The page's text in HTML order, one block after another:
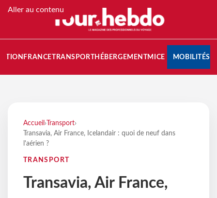
Aller au contenu
FRANCETRANSPORT HÉBERGEMENTMICE MOBILITÉS
Accueil › Transport›
Transavia, Air France, Icelandair : quoi de neuf dans
l'aérien ?
TRANSPORT
Transavia, Air France,